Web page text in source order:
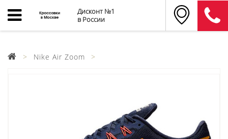
Дисконт №1
в России
Nike Air Zoom